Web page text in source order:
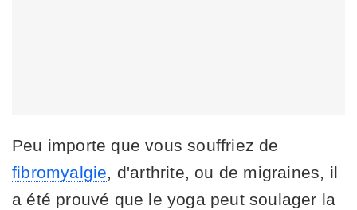
Peu importe que vous souffriez de
fibromyalgie, d'arthrite, ou de migraines, il
a été prouvé que le yoga peut soulager la